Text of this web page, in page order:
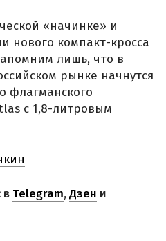
«начинке» и
нового компакт-кросса
лишь, что в
рынке начнутся
флагманского
с 1,8-литровым
в Telegram,Дзен и